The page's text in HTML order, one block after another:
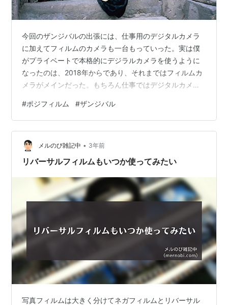
今回のザンジバルの出張には、仕事用のデジタルカメラ
に加えてフィルムのカメラも一台もっていった。実は僕
がプライベートで本格的にデジラルカメラを使うように
なったのは、2018年からであり、それまではフィルムカ
メラがメインだった。もちろん仕事ではデジタルカメラ
書に簡単に貼り付けることが出来る。1980年代から90年
代の半ばぐらいまでは、僕たちの報告書には現像してプ
リントしたフィルム写真を糊で貼っていた。話はそれた
が、プライベートとはいえ、2018年までフィルムがメイ
ンだったという人は、極めて希有であることは自分でも
#ポジフィルム #ザンジバル
メルのび雑記中 • 3年前
リバーサルフィルムもいつか使ってみたい
写真フィルムは大きく分けてネガフィルムとリバーサル